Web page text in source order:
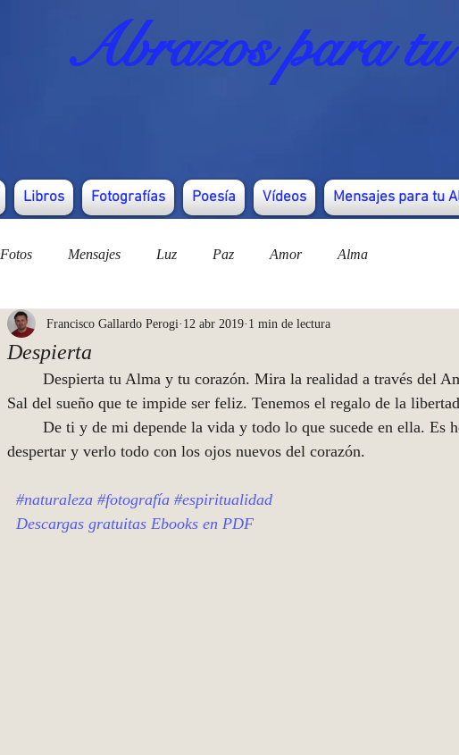
Abrazos para
Libros Fotografías Poesía Vídeos Mensajes para tu
Fotos Mensajes Luz Paz Amor Alma
Despierta
Francisco Gallardo Perogi 12 abr 2019 1 min de lectura
Sal del sueño que te impide ser feliz. Tenemos el regalo de la
despertar y verlo todo con los ojos nuevos del corazón.
#naturaleza #fotografía #espiritualidad
Descargas gratuitas Ebooks en PDF